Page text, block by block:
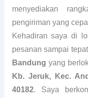
menyediakan
pengiriman yang
Kehadiran saya di
pesanan sampai
Bandung yang
Kb. Jeruk, Kec.
40182. Saya